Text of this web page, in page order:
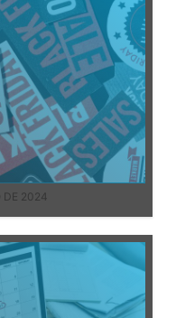
DE 2024